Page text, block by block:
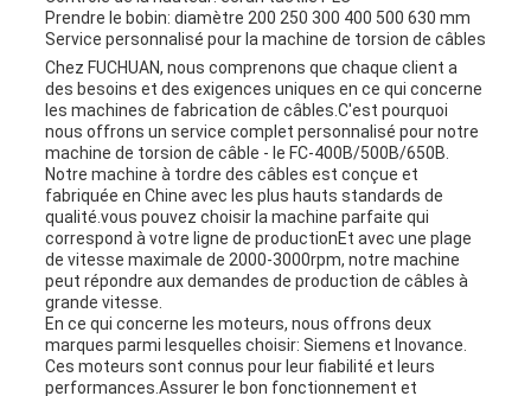
Prendre le bobin: diamètre 200 250 300 400 500 630 mm
Service personnalisé pour la machine de torsion de câbles
Chez FUCHUAN, nous comprenons que chaque client a
des besoins et des exigences uniques en ce qui concerne
les machines de fabrication de câbles.C'est pourquoi
nous offrons un service complet personnalisé pour notre
machine de torsion de câble - le FC-400B/500B/650B.
Notre machine à tordre des câbles est conçue et
fabriquée en Chine avec les plus hauts standards de
qualité.vous pouvez choisir la machine parfaite qui
correspond à votre ligne de productionEt avec une plage
de vitesse maximale de 2000-3000rpm, notre machine
peut répondre aux demandes de production de câbles à
grande vitesse.
En ce qui concerne les moteurs, nous offrons deux
marques parmi lesquelles choisir: Siemens et Inovance.
Ces moteurs sont connus pour leur fiabilité et leurs
performances.Assurer le bon fonctionnement et